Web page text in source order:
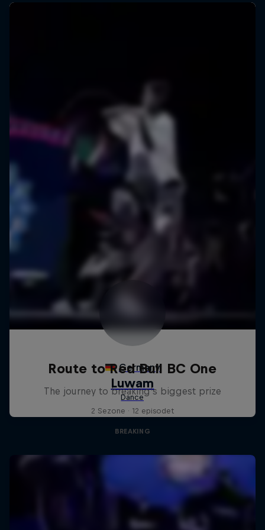
Route to Red Bull BC One
The journey to breaking's biggest prize
2 Sezone · 12 episodet
BREAKING